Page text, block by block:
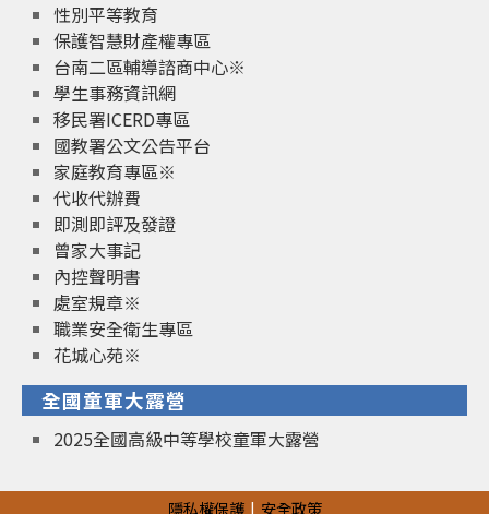
性別平等教育
保護智慧財產權專區
台南二區輔導諮商中心※
學生事務資訊網
移民署ICERD專區
國教署公文公告平台
家庭教育專區※
代收代辦費
即測即評及發證
曾家大事記
內控聲明書
處室規章※
職業安全衛生專區
花城心苑※
全國童軍大露營
2025全國高級中等學校童軍大露營
隱私權保護 安全政策